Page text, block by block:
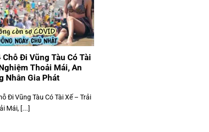
Chỗ Đi Vũng Tàu Có Tài
Thoải Mái, An
Nhân Gia Phát
Đi Vũng Tàu Có Tài Xế – Trải
Mái, [...]